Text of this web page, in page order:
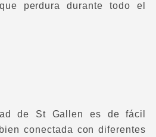
perdura durante todo el
de St Gallen es de fácil
conectada con diferentes